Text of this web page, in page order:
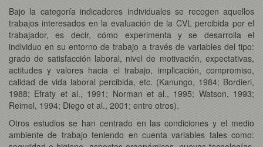
Bajo la categoría indicadores individuales se recogen aquellos
trabajos interesados en la evaluación de la CVL percibida por el
trabajador, es decir, cómo experimenta y se desarrolla el
individuo en su entorno de trabajo a través de variables del tipo:
grado de satisfacción laboral, nivel de motivación, expectativas,
actitudes y valores hacia el trabajo, implicación, compromiso,
calidad de vida laboral percibida, etc. (Kanungo, 1984; Bordieri,
1988; Efraty et al., 1991; Norman et al., 1995; Watson, 1993;
Reimel, 1994; Diego et al., 2001; entre otros).
Otros estudios se han centrado en las condiciones y el medio
ambiente de trabajo teniendo en cuenta variables tales como: